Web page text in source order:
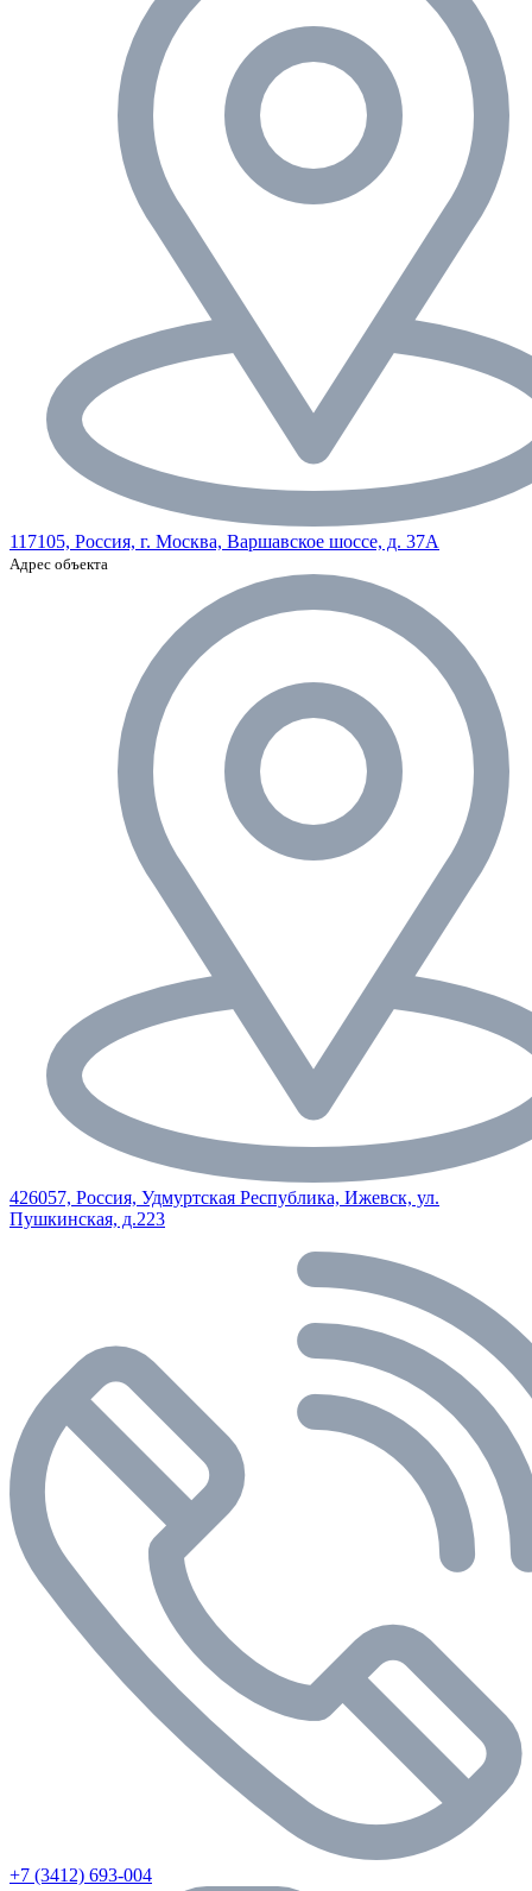
117105, Россия, г. Москва, Варшавское шоссе, д. 37А
Адрес объекта
426057, Россия, Удмуртская Республика, Ижевск, ул.
Пушкинская, д.223
+7 (3412) 693-004